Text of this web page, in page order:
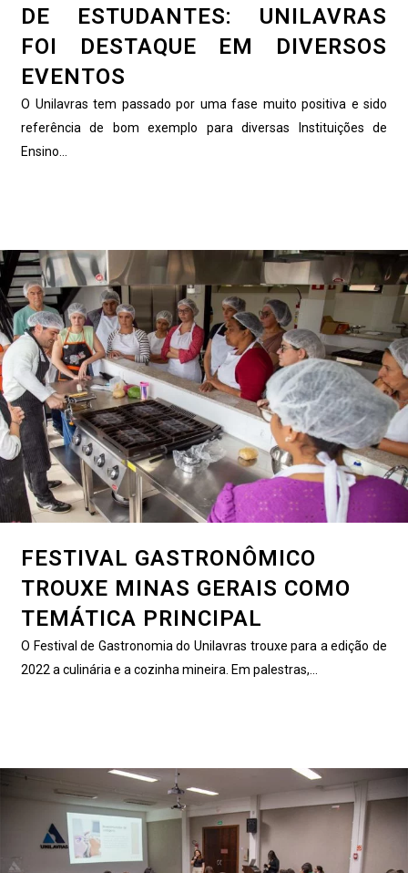
DE ESTUDANTES: UNILAVRAS
FOI DESTAQUE EM DIVERSOS
EVENTOS
O Unilavras tem passado por uma fase muito positiva e sido
referência de bom exemplo para diversas Instituições de
Ensino...
FESTIVAL GASTRONÔMICO
TROUXE MINAS GERAIS COMO
TEMÁTICA PRINCIPAL
O Festival de Gastronomia do Unilavras trouxe para a edição de
2022 a culinária e a cozinha mineira. Em palestras,...